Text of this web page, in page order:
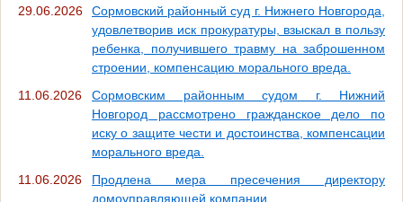
29.06.2026
Сормовский районный суд г. Нижнего Новгорода,
удовлетворив иск прокуратуры, взыскал в пользу
ребенка, получившего травму на заброшенном
строении, компенсацию морального вреда.
11.06.2026
Сормовским районным судом г. Нижний
Новгород рассмотрено гражданское дело по
иску о защите чести и достоинства, компенсации
морального вреда.
11.06.2026
Продлена мера пресечения директору
домоуправляющей компании